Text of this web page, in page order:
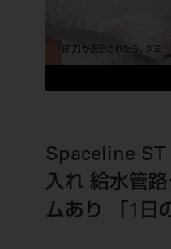
Spaceline ST
入れ 給水管
ムあり 「1日